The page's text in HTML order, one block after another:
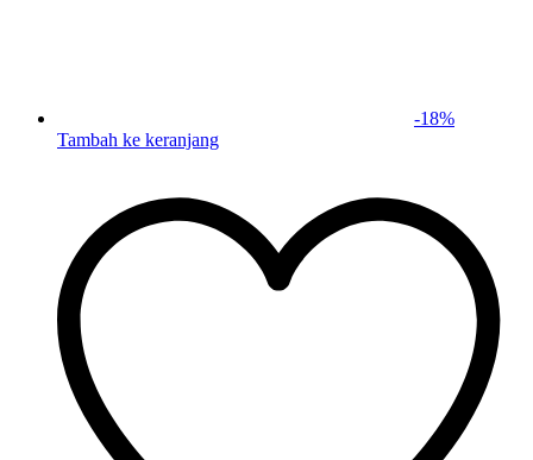
-18%
Tambah ke keranjang